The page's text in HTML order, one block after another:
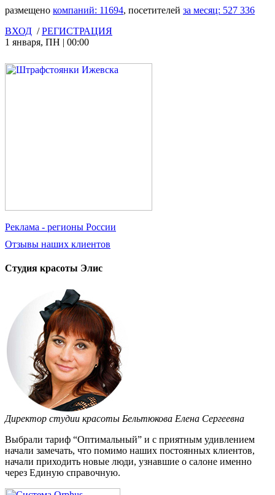
размещено компаний: 11694, посетителей за месяц: 527 336
ВХОД /РЕГИСТРАЦИЯ
1 января, ПН | 00:00
Реклама - регионы России
Отзывы наших клиентов
Студия красоты Элис
Директор студии красоты Бельтюкова Елена Сергеевна
Выбрали тариф “Оптимальный” и с приятным удивлением
начали замечать, что помимо наших постоянных клиентов,
начали приходить новые люди, узнавшие о салоне именно
через Единую справочную.